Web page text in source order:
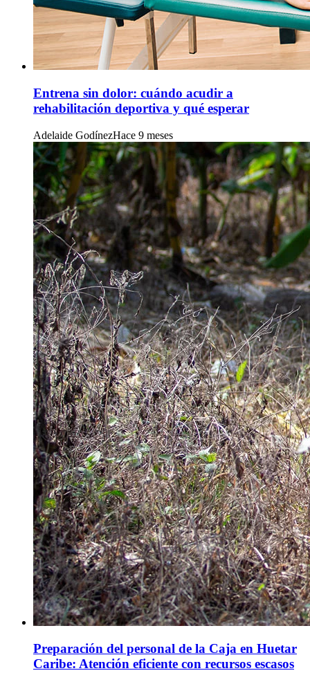
Entrena sin dolor: cuándo acudir a
rehabilitación deportiva y qué esperar
Adelaide GodínezHace 9 meses
Preparación del personal de la Caja en Huetar
Caribe: Atención eficiente con recursos escasos